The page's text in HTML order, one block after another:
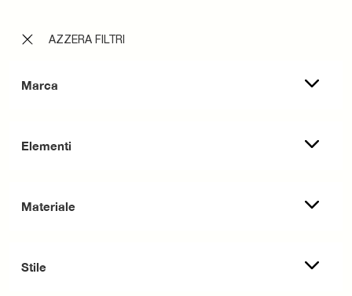
AZZERA FILTRI
Marca
Elementi
Materiale
Stile